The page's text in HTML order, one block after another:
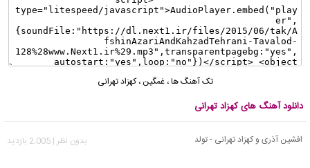
تک آهنگ ها،غمگین ،کهزاد تهرانی
دانلود آهنگ های کهزاد تهرانی
افشین آذری و کهزاد تهرانی - تولد بدون نظر | 2,005 بازدید